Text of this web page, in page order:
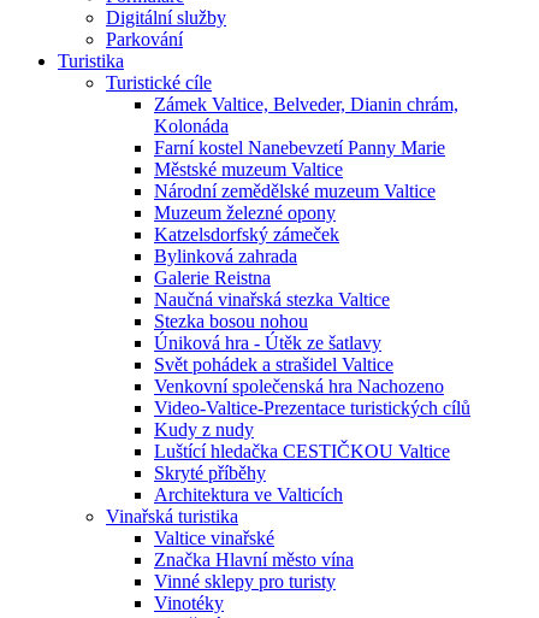
Digitální služby
Parkování
Turistika
Turistické cíle
Zámek Valtice, Belveder, Dianin chrám,
Kolonáda
Farní kostel Nanebevzetí Panny Marie
Městské muzeum Valtice
Národní zemědělské muzeum Valtice
Muzeum železné opony
Katzelsdorfský zámeček
Bylinková zahrada
Galerie Reistna
Naučná vinařská stezka Valtice
Stezka bosou nohou
Úniková hra - Útěk ze šatlavy
Svět pohádek a strašidel Valtice
Venkovní společenská hra Nachozeno
Video-Valtice-Prezentace turistických cílů
Kudy z nudy
Luštící hledačka CESTIČKOU Valtice
Skryté příběhy
Architektura ve Valticích
Vinařská turistika
Valtice vinařské
Značka Hlavní město vína
Vinné sklepy pro turisty
Vinotéky